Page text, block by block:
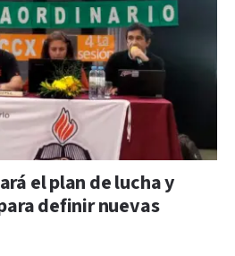
el plan de lucha y
definir nuevas